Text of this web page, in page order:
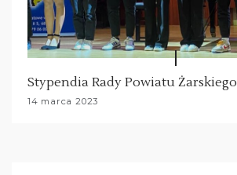
Stypendia Rady Powiatu Żarskiego
14 marca 2023